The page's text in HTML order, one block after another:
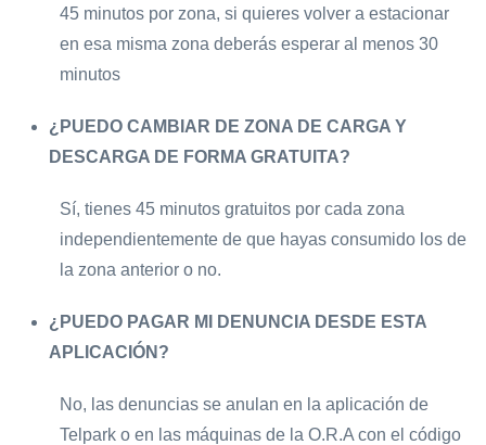
45 minutos por zona, si quieres volver a estacionar
en esa misma zona deberás esperar al menos 30
minutos
¿PUEDO CAMBIAR DE ZONA DE CARGA Y
DESCARGA DE FORMA GRATUITA?
Sí, tienes 45 minutos gratuitos por cada zona
independientemente de que hayas consumido los de
la zona anterior o no.
¿PUEDO PAGAR MI DENUNCIA DESDE ESTA
APLICACIÓN?
No, las denuncias se anulan en la aplicación de
Telpark o en las máquinas de la O.R.A con el código